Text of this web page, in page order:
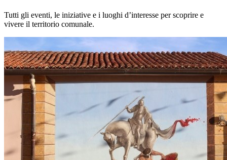
Tutti gli eventi, le iniziative e i luoghi d’interesse per scoprire e
vivere il territorio comunale.